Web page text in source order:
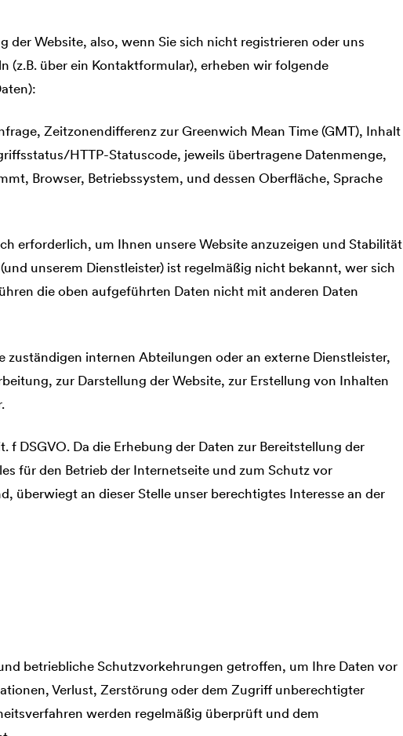
der Website, also, wenn Sie sich nicht registrieren oder uns
über ein Kontaktformular), erheben wir folgende
Zeitzonendifferenz zur Greenwich Mean Time (GMT), Inhalt
HTTP-Statuscode, jeweils übertragene Datenmenge,
Browser, Betriebssystem, und dessen Oberfläche, Sprache
erforderlich, um Ihnen unsere Website anzuzeigen und Stabilität
unserem Dienstleister) ist regelmäßig nicht bekannt, wer sich
die oben aufgeführten Daten nicht mit anderen Daten
zuständigen internen Abteilungen oder an externe Dienstleister,
zur Darstellung der Website, zur Erstellung von Inhalten
f DSGVO. Da die Erhebung der Daten zur Bereitstellung der
für den Betrieb der Internetseite und zum Schutz vor
überwiegt an dieser Stelle unser berechtigtes Interesse an der
betriebliche Schutzvorkehrungen getroffen, um Ihre Daten vor
Verlust, Zerstörung oder dem Zugriff unberechtigter
werden regelmäßig überprüft und dem